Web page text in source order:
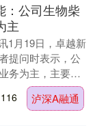
：公司生物柴
主
1月19日，卓越新
提问时表示，公
务为主，主要通
实现自主销
泸深A融通